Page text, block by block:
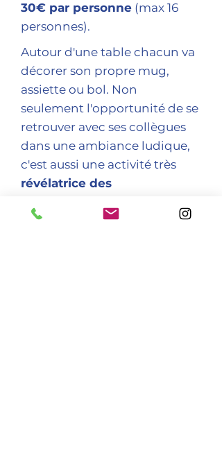
30€ par personne (max 16
personnes).
Autour d'une table chacun va
décorer son propre mug,
assiette ou bol. Non
seulement l'opportunité de se
retrouver avec ses collègues
dans une ambiance ludique,
c'est aussi une activité très
révélatrice des
trouver leur reflet dans la